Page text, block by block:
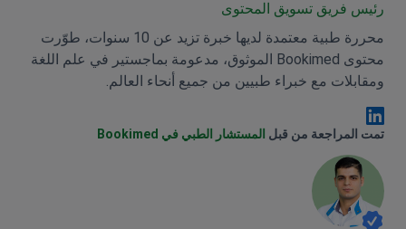
رئيس فريق تسويق المحتوى
محررة طبية معتمدة لديها خبرة تزيد عن 10 سنوات، طوّرت
محتوى Bookimed الموثوق، مدعومة بماجستير في علم اللغة
ومقابلات مع خبراء طبيين من جميع أنحاء العالم.
Anna Leonova Linkedin
تمت المراجعة من قبل المستشار الطبي في Bookimed